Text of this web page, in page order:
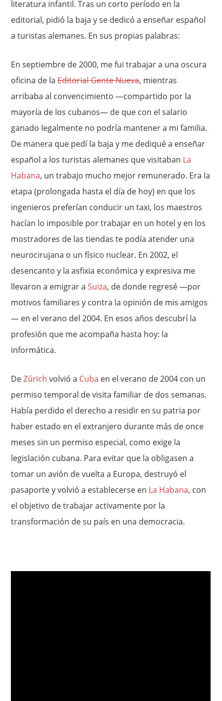
literatura infantil. Tras un corto período en la
editorial, pidió la baja y se dedicó a enseñar español
a turistas alemanes. En sus propias palabras:
En septiembre de 2000, me fui trabajar a una oscura
oficina de laEditorial Gente Nueva, mientras
arribaba al convencimiento —compartido por la
mayoría de los cubanos— de que con el salario
ganado legalmente no podría mantener a mi familia.
De manera que pedí la baja y me dediqué a enseñar
español a los turistas alemanes que visitaban La
Habana, un trabajo mucho mejor remunerado. Era la
etapa (prolongada hasta el día de hoy) en que los
ingenieros preferían conducir un taxi, los maestros
hacían lo imposible por trabajar en un hotel y en los
mostradores de las tiendas te podía atender una
neurocirujana o un físico nuclear. En 2002, el
desencanto y la asfixia económica y expresiva me
llevaron a emigrar aSuiza, de donde regresé —por
motivos familiares y contra la opinión de mis amigos
— en el verano del 2004. En esos años descubrí la
profesión que me acompaña hasta hoy: la
informática.
DeZúrich volvió a Cuba en el verano de 2004 con un
permiso temporal de visita familiar de dos semanas.
Había perdido el derecho a residir en su patria por
haber estado en el extranjero durante más de once
meses sin un permiso especial, como exige la
legislación cubana. Para evitar que la obligasen a
tomar un avión de vuelta a Europa, destruyó el
pasaporte y volvió a establecerse en La Habana, con
el objetivo de trabajar activamente por la
transformación de su país en una democracia.